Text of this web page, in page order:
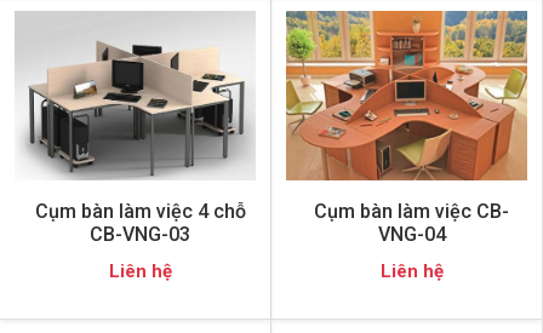
Cụm bàn làm việc 4 chỗ
CB-VNG-03
Liên hệ
Cụm bàn làm việc CB-
VNG-04
Liên hệ